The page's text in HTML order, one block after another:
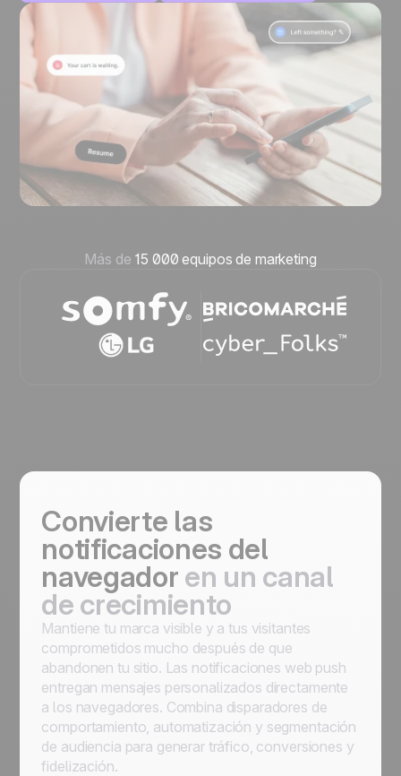
Más de 15 000 equipos de marketing
Convierte las
notificaciones del
navegador en un canal
de crecimiento
Mantiene tu marca visible y a tus visitantes
comprometidos mucho después de que
abandonen tu sitio. Las notificaciones web push
entregan mensajes personalizados directamente
a los navegadores. Combina disparadores de
comportamiento, automatización y segmentación
de audiencia para generar tráfico, conversiones y
fidelización.